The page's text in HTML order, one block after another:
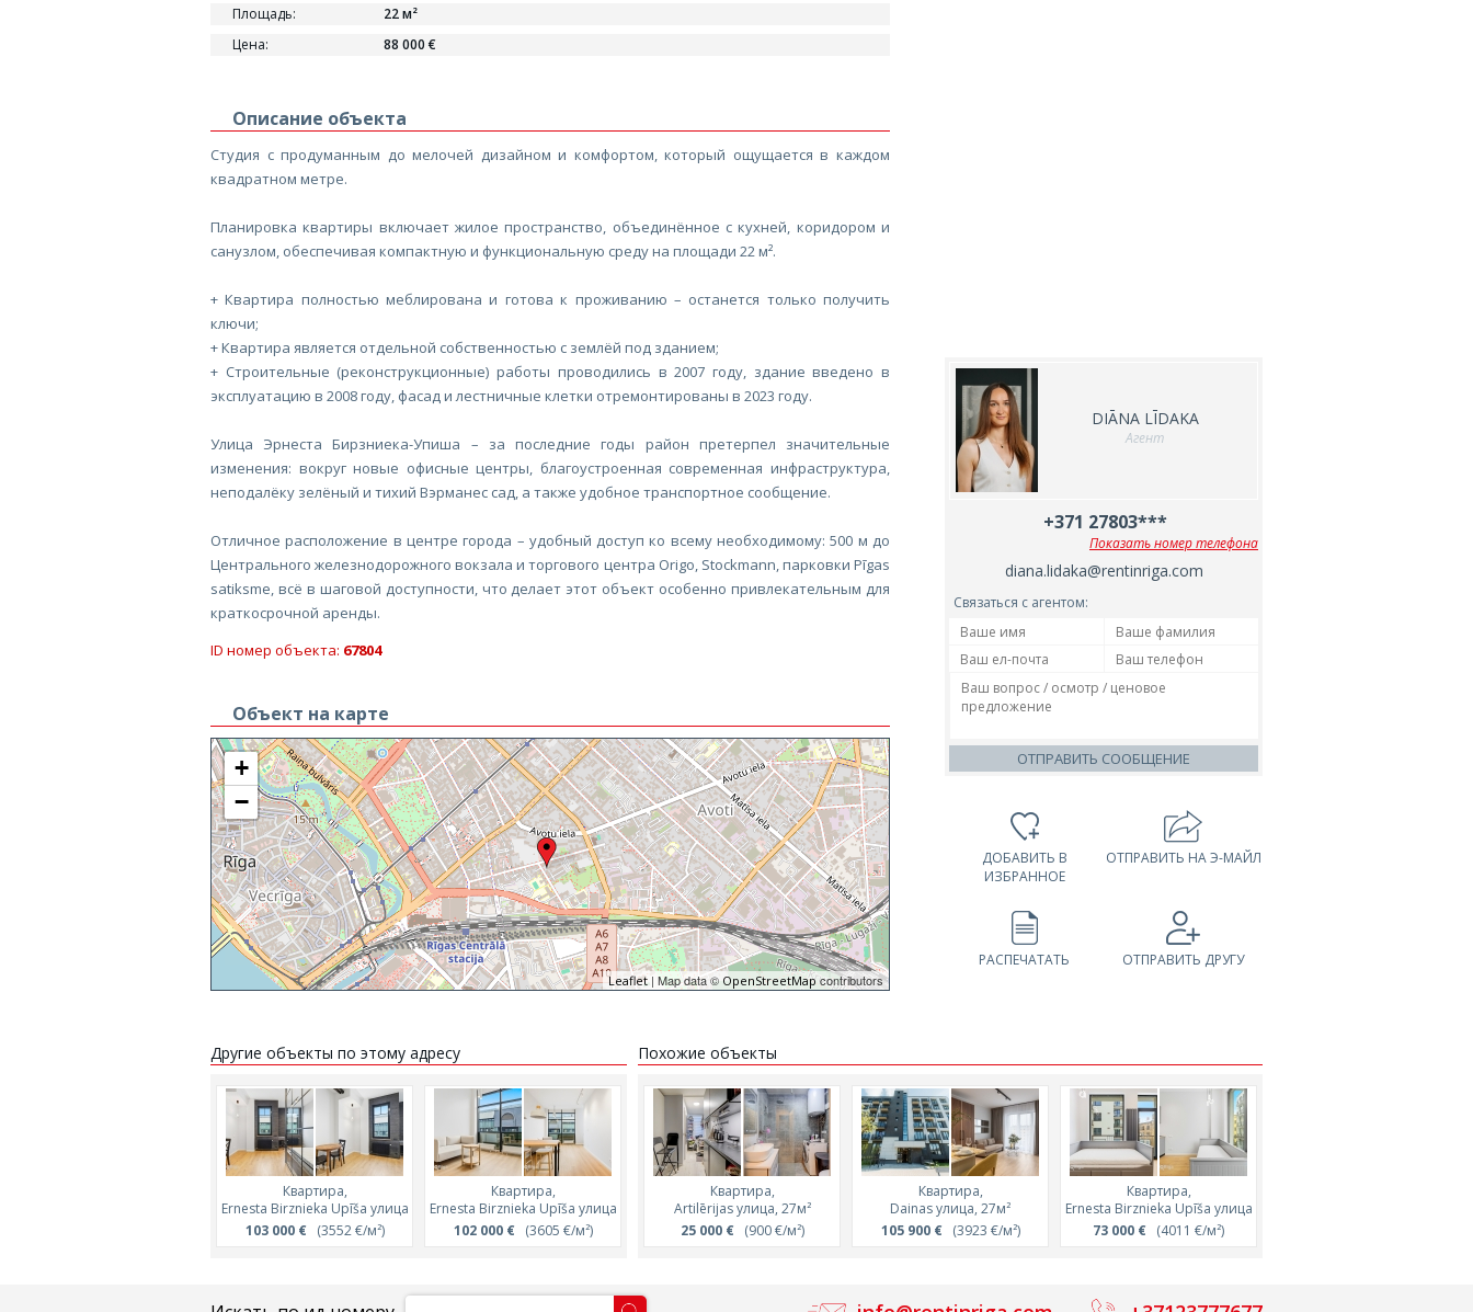
Площадь:
22 м²
Цена:
88 000 €
Описание объекта
Студия с продуманным до мелочей дизайном и комфортом, который ощущается в каждом
квадратном метре.
Планировка квартиры включает жилое пространство, объединённое с кухней, коридором и
санузлом, обеспечивая компактную и функциональную среду на площади 22 м².
+ Квартира полностью меблирована и готова к проживанию – останется только получить
ключи;
+ Квартира является отдельной собственностью с землёй под зданием;
+ Строительные (реконструкционные) работы проводились в 2007 году, здание введено в
эксплуатацию в 2008 году, фасад и лестничные клетки отремонтированы в 2023 году.
Улица Эрнеста Бирзниека-Упиша – за последние годы район претерпел значительные
изменения: вокруг новые офисные центры, благоустроенная современная инфраструктура,
неподалёку зелёный и тихий Вэрманес сад, а также удобное транспортное сообщение.
Отличное расположение в центре города – удобный доступ ко всему необходимому: 500 м до
Центрального железнодорожного вокзала и торгового центра Origo, Stockmann, парковки Рīgas
satiksme, всё в шаговой доступности, что делает этот объект особенно привлекательным для
краткосрочной аренды.
ID номер объекта: 67804
Объект на карте
+
−
Leaflet | Map data © OpenStreetMapcontributors
DIĀNA LĪDAKA
Агент
+371 27803***
Показать номер телефона
diana.lidaka@rentinriga.com
Связаться с агентом:
ОТПРАВИТЬ СООБЩЕНИЕ
ДОБАВИТЬ В
ИЗБРАННОЕ
ОТПРАВИТЬ НА Э-МАЙЛ
РАСПЕЧАТАТЬ ОТПРАВИТЬ ДРУГУ
Другие объекты по этому адресу
Квартира,
Ernesta Birznieka Upīša улица
103 000 €(3552 €/м²)
Квартира,
Ernesta Birznieka Upīša улица
102 000 €(3605 €/м²)
Квартира,
Ernesta Birznieka Upīša улица
73 000 €(4011 €/м²)
Квартира,
Ernesta Birznieka Upīša улица
122 000 € (3496 €/м²)
Похожие объекты
Квартира,
Artilērijas улица, 27м²
25 000 €(900 €/м²)
Квартира,
Dainas улица, 27м²
105 900 €(3923 €/м²)
Квартира,
Ernesta Birznieka Upīša улица
73 000 € (4011 €/м²)